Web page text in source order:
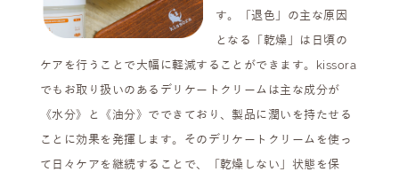
す。「退色」の主な原因
となる「乾燥」は日頃の
ケアを行うことで大幅に軽減することができます。kissora
でもお取り扱いのあるデリケートクリームは主な成分が
《水分》と《油分》でできており、製品に潤いを持たせる
ことに効果を発揮します。そのデリケートクリームを使っ
て日々ケアを継続することで、「乾燥しない」状態を保